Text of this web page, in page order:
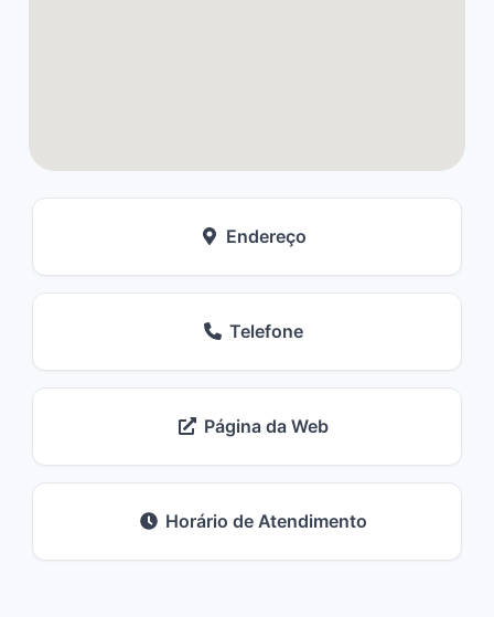
Endereço
Telefone
Página da Web
Horário de Atendimento